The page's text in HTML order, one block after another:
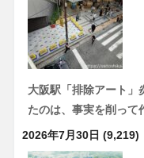
大阪駅「排除アート」
たのは、事実を削って
2026年7月30日 (9,219)